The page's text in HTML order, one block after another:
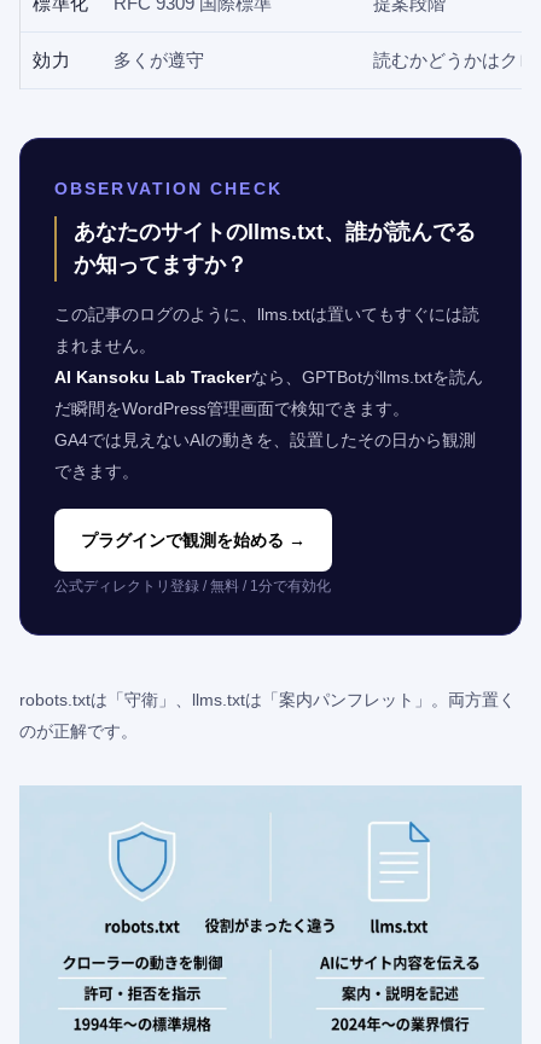
効力 多くが遵守 読むかどうかはク
OBSERVATION CHECK
あなたのサイトのllms.txt、誰が読んでる
か知ってますか？
この記事のログのように、llms.txtは置いてもすぐには読
まれません。
AI Kansoku Lab Trackerなら、GPTBotがllms.txtを読ん
だ瞬間をWordPress管理画面で検知できます。
GA4では見えないAIの動きを、設置したその日から観測
できます。
プラグインで観測を始める →
公式ディレクトリ登録 / 無料 / 1分で有効化
robots.txtは「守衛」、llms.txtは「案内パンフレット」。両方置く
のが正解です。